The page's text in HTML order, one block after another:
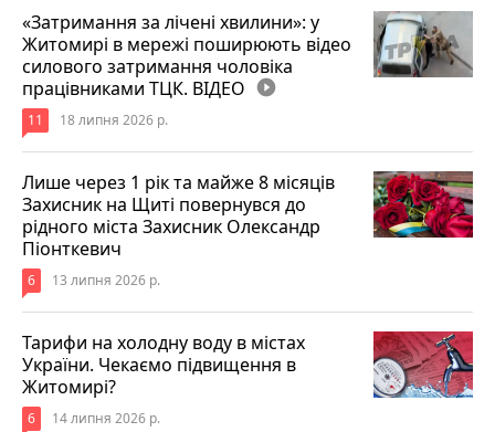
«Затримання за лічені хвилини»: у
Житомирі в мережі поширюють відео
силового затримання чоловіка
працівниками ТЦК. ВІДЕО play_circle_filled
11 18 липня 2026 р.
Лише через 1 рік та майже 8 місяців
Захисник на Щиті повернувся до
рідного міста Захисник Олександр
Піонткевич
6 13 липня 2026 р.
Тарифи на холодну воду в містах
України. Чекаємо підвищення в
Житомирі?
6 14 липня 2026 р.